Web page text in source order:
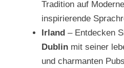
Tradition auf
inspirierende
Irland – Entdecken
Dublin mit seiner
und charmanten